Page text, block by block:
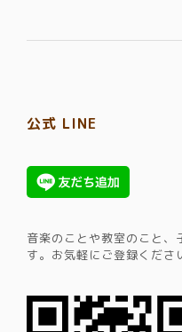
公式 LINE
音楽のことや教室のこと、
す。​お気軽にご登録くださ